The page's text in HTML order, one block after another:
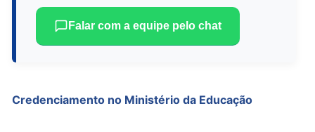
Falar com a equipe pelo chat
Credenciamento no Ministério da Educação